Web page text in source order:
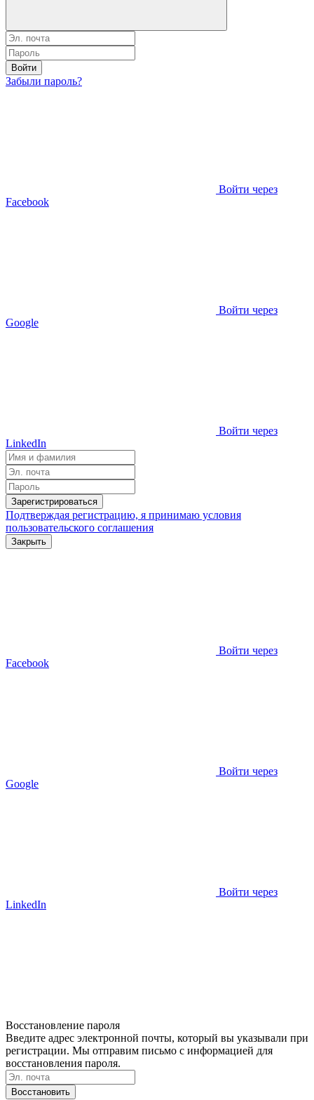
Войти
Забыли пароль?
Войти через
Facebook
Войти через
Google
Войти через
LinkedIn
Зарегистрироваться
Подтверждая регистрацию, я принимаю условия
пользовательского соглашения
Закрыть
Войти через
Facebook
Войти через
Google
Войти через
LinkedIn
Восстановление пароля
Введите адрес электронной почты, который вы указывали при
регистрации. Мы отправим письмо с информацией для
восстановления пароля.
Восстановить